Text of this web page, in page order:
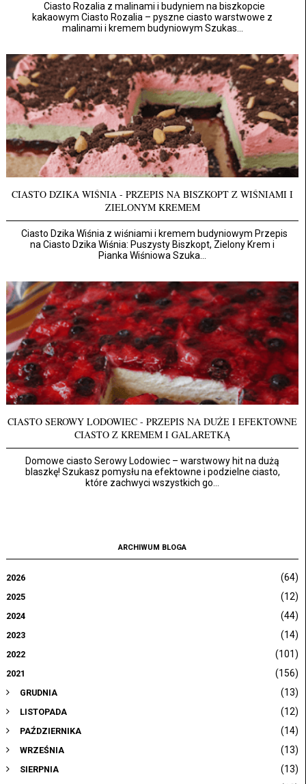
Ciasto Rozalia z malinami i budyniem na biszkopcie
kakaowym Ciasto Rozalia – pyszne ciasto warstwowe z
malinami i kremem budyniowym Szukas...
CIASTO DZIKA WIŚNIA - PRZEPIS NA BISZKOPT Z WIŚNIAMI I
ZIELONYM KREMEM
Ciasto Dzika Wiśnia z wiśniami i kremem budyniowym Przepis
na Ciasto Dzika Wiśnia: Puszysty Biszkopt, Zielony Krem i
Pianka Wiśniowa Szuka...
CIASTO SEROWY LODOWIEC - PRZEPIS NA DUŻE I EFEKTOWNE
CIASTO Z KREMEM I GALARETKĄ
Domowe ciasto Serowy Lodowiec – warstwowy hit na dużą
blaszkę! Szukasz pomysłu na efektowne i podzielne ciasto,
które zachwyci wszystkich go...
ARCHIWUM BLOGA
2026 (64)
2025 (12)
2024 (44)
2023 (14)
2022 (101)
2021 (156)
GRUDNIA (13)
LISTOPADA (12)
PAŹDZIERNIKA (14)
WRZEŚNIA (13)
SIERPNIA (13)